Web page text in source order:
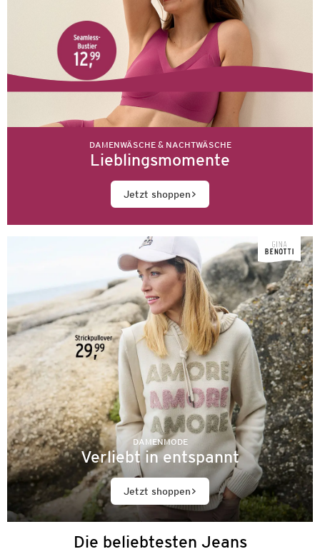
DAMENWÄSCHE & NACHTWÄSCHE
Lieblingsmomente
Jetzt shoppen
DAMENMODE
Verliebt in entspannt
Jetzt shoppen
Die beliebtesten Jeans